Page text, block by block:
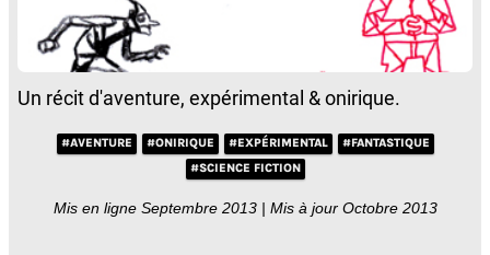
Un récit d'aventure, expérimental & onirique.
#AVENTURE #ONIRIQUE #EXPÉRIMENTAL
#FANTASTIQUE
#SCIENCE FICTION
Mis en ligne Septembre 2013 | Mis à jour Octobre 2013